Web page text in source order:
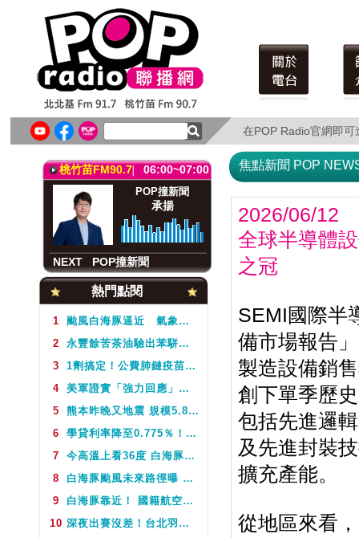
在POP Radio官網即
在POP Radio官網即
北北基FM91.706:00~07:00
POP撞新聞
承揚
NEXTPOP撞新聞
桃竹苗FM90.706:00~07:00
POP撞新聞
承揚
NEXT
POP撞新聞
北北基FM91.706:00~07:00
POP撞新聞
承揚
熱門點閱
1
颱風白海豚逼近 氣象署不排除周5下半天發布海警
2
永豐餘苦茶油驗出苯駢芘超標 北市衛生局：不分批號全面預防性下架
3
1劑搞定！公費肺鏈疫苗8月10日升級為新型疫苗 疾管署：317萬人受惠
4 美軍證實「強力回應」伊朗飛彈襲擊 國際油價急漲後仍守穩90美元之上
5
熊本昨晚又地震 規模5.8深度極淺 最大震度5弱、氣象廳籲留意餘震
6
學貸利率降至0.775％！台銀8月1日起受理申請 寬限期延長2年
7
今高溫上看36度 白海豚颱風這天最靠近台灣 不排除發海警
8
白海豚颱風未來路徑曝 今體感飆39度 午後山區防大雨
9
白海豚靠近！ 國籍航空往返日本航班異動一次看
10 深夜出賽沒差！台北羽球公開賽首輪 周天成僅花34分鐘直落二贏球闖16強
焦點新聞 POP
2026/06/12
全球半導體
之冠
SEMI國際半
備市場報告
製造設備銷
創下單季歷
包括先進邏
及先進封裝
擴充產能。
從地區來看